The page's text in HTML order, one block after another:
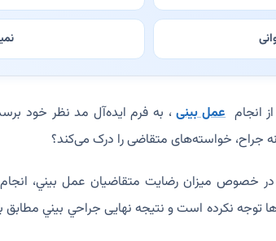
انجام عمل بینی ، به فرم ایده‌آل مد نظر خود
جراح، خواسته‌های متقاضی را درک می‌کند؟
میزان رضایت متقاضیان عمل بيني، انجام
توجه نکرده است و نتیجه نهایی جراحي بيني مطابق